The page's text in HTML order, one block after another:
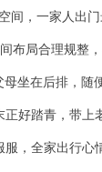
间，一家人出
布局合理规整
母坐在后排，随
正好踏青，带上
，全家出行心